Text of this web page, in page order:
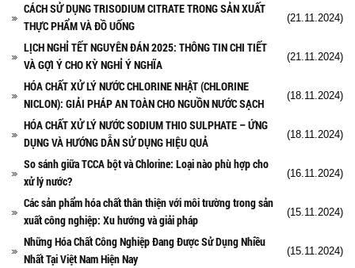
CÁCH SỬ DỤNG TRISODIUM CITRATE TRONG SẢN XUẤT
THỰC PHẨM VÀ ĐỒ UỐNG
(21.11.2024)
LỊCH NGHỈ TẾT NGUYÊN ĐÁN 2025: THÔNG TIN CHI TIẾT
VÀ GỢI Ý CHO KỲ NGHỈ Ý NGHĨA
(21.11.2024)
HÓA CHẤT XỬ LÝ NƯỚC CHLORINE NHẬT (CHLORINE
NICLON): GIẢI PHÁP AN TOÀN CHO NGUỒN NƯỚC SẠCH
(18.11.2024)
HÓA CHẤT XỬ LÝ NƯỚC SODIUM THIO SULPHATE – ỨNG
DỤNG VÀ HƯỚNG DẪN SỬ DỤNG HIỆU QUẢ
(18.11.2024)
So sánh giữa TCCA bột và Chlorine: Loại nào phù hợp cho
xử lý nước?
(16.11.2024)
Các sản phẩm hóa chất thân thiện với môi trường trong sản
xuất công nghiệp: Xu hướng và giải pháp
(15.11.2024)
Những Hóa Chất Công Nghiệp Đang Được Sử Dụng Nhiều
Nhất Tại Việt Nam Hiện Nay
(15.11.2024)